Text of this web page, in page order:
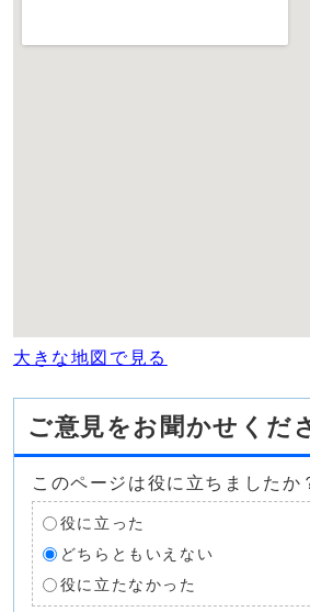
大きな地図で見る
ご意見をお聞かせくだ
このページは役に立ちましたか
役に立った
どちらともいえない
役に立たなかった